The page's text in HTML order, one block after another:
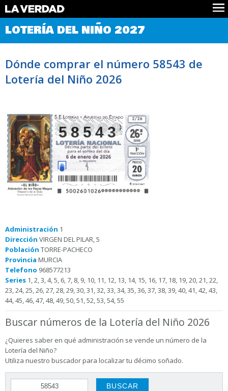
Comprobar Loteria del Niño
Premios
Noticias
Datos
LOTERÍA DEL NIÑO 2027
Dónde comprar el número 58543 de
Lotería del Niño 2026
58543
Administración 1
Dirección VIRGEN DEL PILAR, 5
Población TORRE-PACHECO
Provincia MURCIA
Telefono 968577213
Series 1, 2, 3, 4, 5, 6, 7, 8, 9, 10, 11, 12, 13, 14, 15, 16, 17, 18, 19, 20, 21, 22,
23, 24, 25, 26, 27, 28, 29, 30, 31, 32, 33, 34, 35, 36, 37, 38, 39, 40, 41, 42, 43,
44, 45, 46, 47, 48, 49, 50, 51, 52, 53, 54, 55
Buscar números de la Lotería del Niño 2026
¿Quieres saber en qué administración se vende un número de la
Lotería del Niño?
Utiliza nuestro buscador para localizar tu décimo soñado.